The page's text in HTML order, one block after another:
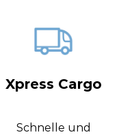
Xpress Cargo
Schnelle und